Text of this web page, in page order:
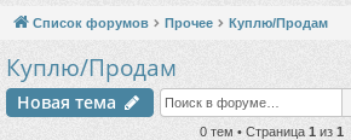
ы
и
Список форумов Прочее Куплю/Продам
Куплю/Продам
Новая тема
0 тем • Страница 1 из 1